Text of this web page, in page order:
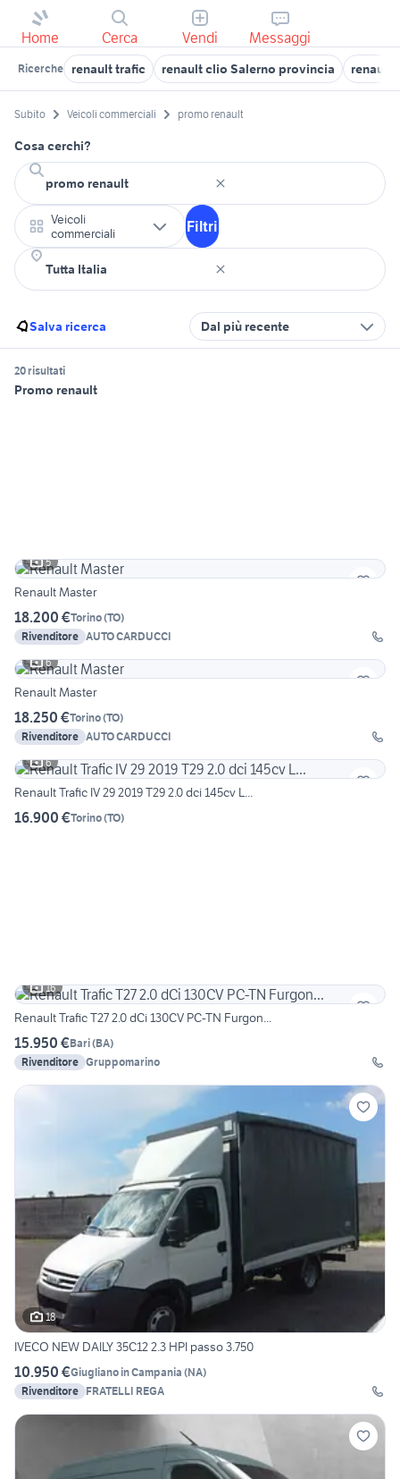
Home Cerca Vendi Messaggi
Ricerche renault trafic renault clio Salerno provincia renault
Subito Veicoli commerciali promo renault
Cosa cerchi?
Veicoli
commerciali
Filtri
Salva ricerca Dal più recente
20 risultati
Promo renault
5
Renault Master
18.200 €Torino(TO)
Rivenditore AUTO CARDUCCI
6
Renault Master
18.250 €Torino(TO)
Rivenditore AUTO CARDUCCI
6
Renault Trafic IV 29 2019 T29 2.0 dci 145cv L...
16.900 €Torino(TO)
16
Renault Trafic T27 2.0 dCi 130CV PC-TN Furgon...
15.950 €Bari(BA)
Rivenditore Gruppomarino
18
IVECO NEW DAILY 35C12 2.3 HPI passo 3.750
10.950 €Giugliano in Campania (NA)
Rivenditore FRATELLI REGA